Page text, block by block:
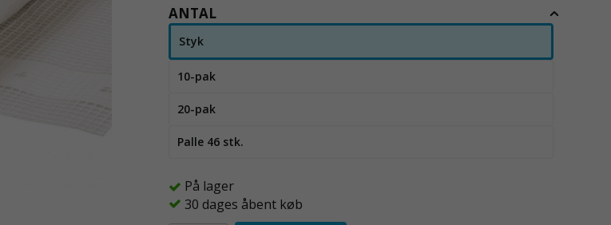
ANTAL
Styk
10-pak
20-pak
Palle 46 stk.
På lager
30 dages åbent køb